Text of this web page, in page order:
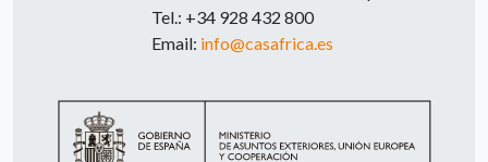
Tel.: +34 928 432 800
Email: info@casafrica.es